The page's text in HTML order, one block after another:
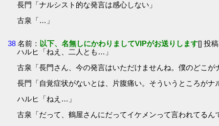
長門「ナルシスト的な発言は感心しない」
古泉「…」
38 名前： 以下、名無しにかわりましてVIPがお送りします[] 投
ハルヒ「ねえ、二人とも…」
古泉「長門さん、今の発言はいただけませんね。僕のどこが
長門「自覚症状がないとは、片腹痛い。そういうところがナ
ハルヒ「ねえ…」
古泉「だって、鶴屋さんにだってイケメンって言われてるん